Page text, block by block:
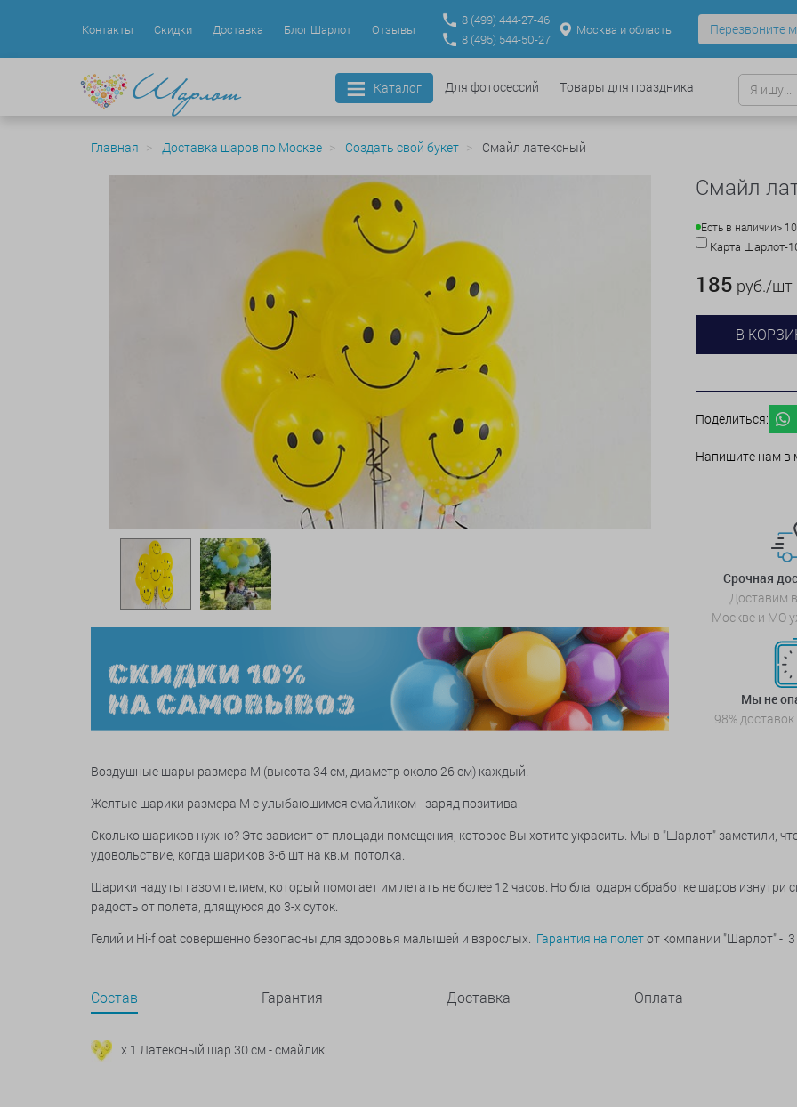
Контакты Скидки Доставка Блог Шарлот Отзывы
8 (499) 444-27-46
8 (495) 544-50-27
Москва и область Перезвоните
Каталог Для фотосессий Товары для праздника
Главная Доставка шаров по Москве Создать свой букет Смайл латексный
Смайл
Есть в наличии>
Карта Шарлот-
185 руб./шт
В
Поделиться:
Напишите нам в
Срочная
Доставим
Москве и МО
Мы не
98%
Воздушные шары размера M (высота 34 см, диаметр около 26 см) каждый.
Желтые шарики размера М с улыбающимся смайликом - заряд позитива!
Сколько шариков нужно? Это зависит от площади помещения, которое Вы хотите украсить. Мы в "Шарлот" заметили,
удовольствие, когда шариков 3-6 шт на кв.м. потолка.
Шарики надуты газом гелием, который помогает им летать не более 12 часов. Но благодаря обработке шаров
радость от полета, длящуюся до 3-х суток.
Гелий и Hi-float совершенно безопасны для здоровья малышей и взрослых. Гарантия на полетот компании "Шарлот" -
Состав Гарантия Доставка Оплата
x 1 Латексный шар 30 см - смайлик